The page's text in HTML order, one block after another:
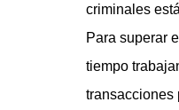
criminales
Para superar
tiempo
transacciones